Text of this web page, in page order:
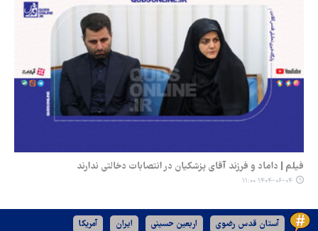
فیلم | داماد و فرزند آقای پزشکیان در انتصابات دخالتی ندارند
۱۴۰۴-۰۶-۰۴ ۱۱:۰۰
آستان قدس رضوی اربعین حسینی ایران آمریکا